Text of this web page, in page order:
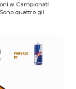
ai Campionati
quattro gli